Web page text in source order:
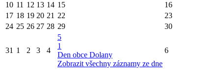
10 11 12 13 14 15
16
17 18 19 20 21 22
23
24 25 26 27 28 29 30
31 1 2 3 4
5
1
Den obce Dolany
Zobrazit všechny záznamy ze dne
6